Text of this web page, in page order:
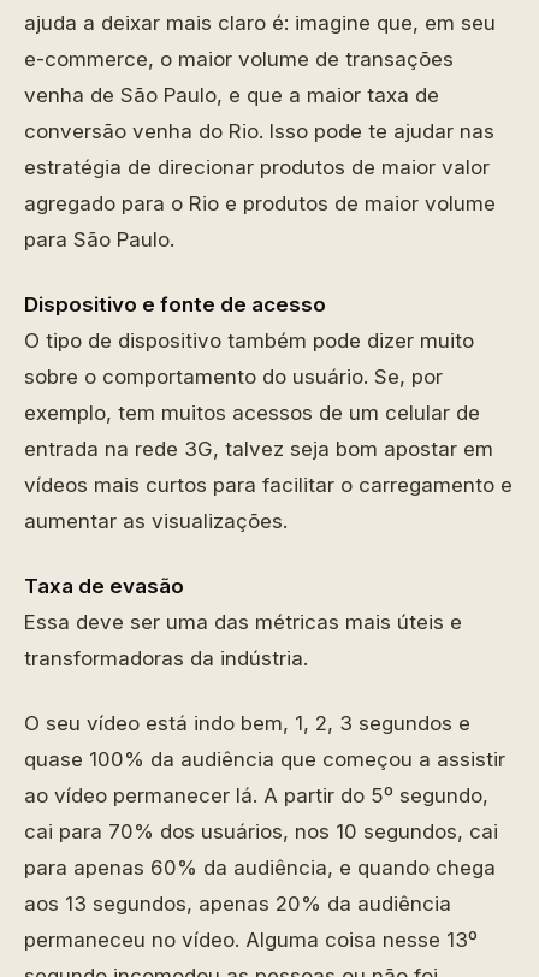
ajuda a deixar mais claro é: imagine que, em seu
e-commerce, o maior volume de transações
venha de São Paulo, e que a maior taxa de
conversão venha do Rio. Isso pode te ajudar nas
estratégia de direcionar produtos de maior valor
agregado para o Rio e produtos de maior volume
para São Paulo.
Dispositivo e fonte de acesso
O tipo de dispositivo também pode dizer muito
sobre o comportamento do usuário. Se, por
exemplo, tem muitos acessos de um celular de
entrada na rede 3G, talvez seja bom apostar em
vídeos mais curtos para facilitar o carregamento e
aumentar as visualizações.
Taxa de evasão
Essa deve ser uma das métricas mais úteis e
transformadoras da indústria.
O seu vídeo está indo bem, 1, 2, 3 segundos e
quase 100% da audiência que começou a assistir
ao vídeo permanecer lá. A partir do 5º segundo,
cai para 70% dos usuários, nos 10 segundos, cai
para apenas 60% da audiência, e quando chega
aos 13 segundos, apenas 20% da audiência
permaneceu no vídeo. Alguma coisa nesse 13º